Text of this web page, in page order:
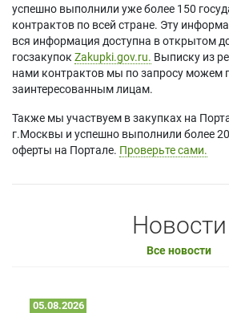
успешно выполнили уже более 150
контрактов по всей стране. Эту
вся информация доступна в открытом
госзакупок Zakupki.gov.ru. Выписку из
нами контрактов мы по запросу можем
заинтересованным лицам.
Также мы участвуем в закупках на
г.Москвы и успешно выполнили более
оферты на Портале. Проверьте сами.
Новости
Все новости
05.08.2026